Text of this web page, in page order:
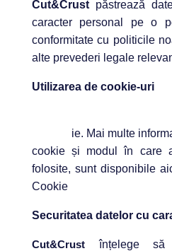
Cut&Crust păstrează
caracter personal pe o
conformitate cu politicile
alte prevederi legale
Utilizarea de cookie-uri
ie. Mai multe
cookie și modul în care
folosite, sunt disponibile
Cookie
Securitatea datelor cu
Cut&Crust înțelege să